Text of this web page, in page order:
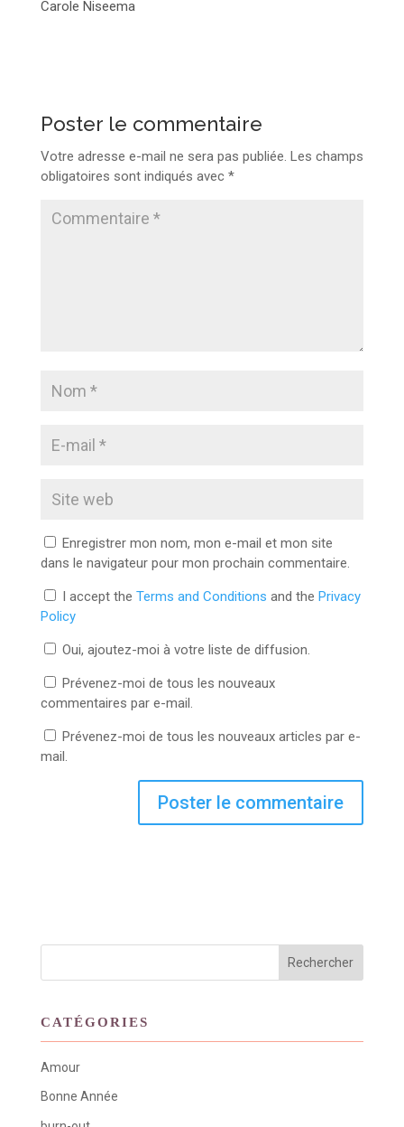
Carole Niseema
Poster le commentaire
Votre adresse e-mail ne sera pas publiée. Les champs
obligatoires sont indiqués avec *
Enregistrer mon nom, mon e-mail et mon site
dans le navigateur pour mon prochain commentaire.
I accept the Terms and Conditions and the Privacy
Policy
Oui, ajoutez-moi à votre liste de diffusion.
Prévenez-moi de tous les nouveaux
commentaires par e-mail.
Prévenez-moi de tous les nouveaux articles par e-
mail.
CATÉGORIES
Amour
Bonne Année